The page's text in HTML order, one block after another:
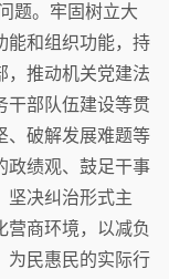
题。牢固树立大
能和组织功能，持
，推动机关党建法
干部队伍建设等贯
、破解发展难题等
政绩观、鼓足干事
坚决纠治形式主
营商环境，以减负
为民惠民的实际行